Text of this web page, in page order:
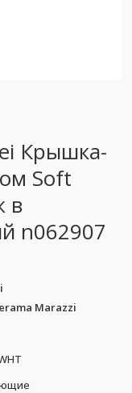
Крышка-
Soft
в
n062907
Marazzi